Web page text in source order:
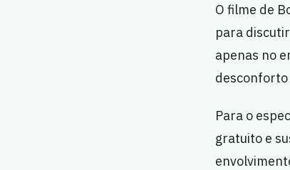
O filme de
para
apenas no
desconforto
Para o
gratuito e